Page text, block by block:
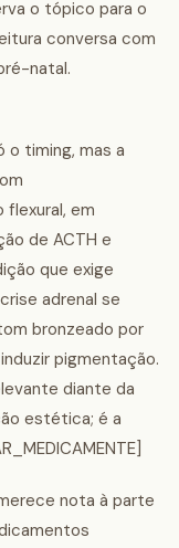
o tópico para o
conversa com
natal.
o timing, mas a
flexural, em
de ACTH e
que exige
adrenal se
bronzeado por
pigmentação.
diante da
estética; é a
nota à parte